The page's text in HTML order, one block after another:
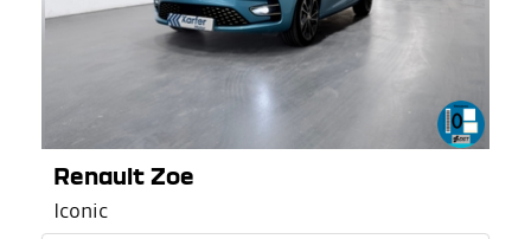
Renault Zoe
Iconic